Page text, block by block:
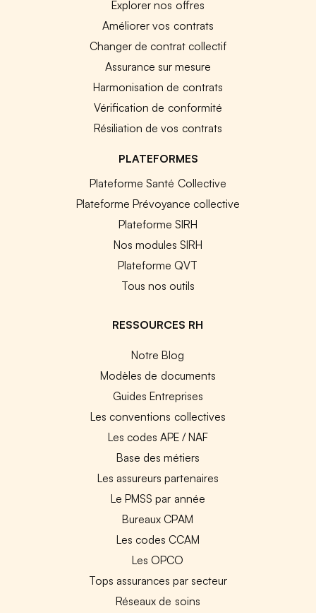
Explorer nos offres
Améliorer vos contrats
Changer de contrat collectif
Assurance sur mesure
Harmonisation de contrats
Vérification de conformité
Résiliation de vos contrats
PLATEFORMES
Plateforme Santé Collective
Plateforme Prévoyance collective
Plateforme SIRH
Nos modules SIRH
Plateforme QVT
Tous nos outils
RESSOURCES RH
Notre Blog
Modèles de documents
Guides Entreprises
Les conventions collectives
Les codes APE / NAF
Base des métiers
Les assureurs partenaires
Le PMSS par année
Bureaux CPAM
Les codes CCAM
Les OPCO
Tops assurances par secteur
Réseaux de soins